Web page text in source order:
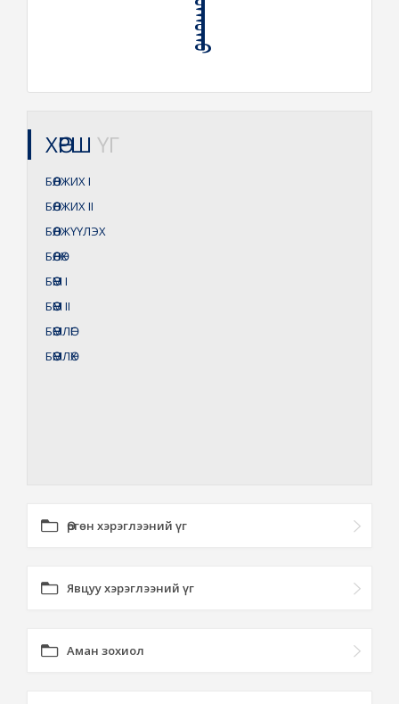
ХӨРШ ҮГ
БӨӨЛЖИХI
БӨӨЛЖИХII
БӨӨЛЖҮҮЛЭХ
БӨӨЛӨХ
БӨӨМ I
БӨӨМ II
БӨӨМЛӨГ
БӨӨМЛӨХ
Өргөн хэрэглээний үг
Явцуу хэрэглээний үг
Аман зохиол